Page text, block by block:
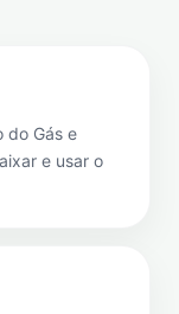
do Gás e
e usar o